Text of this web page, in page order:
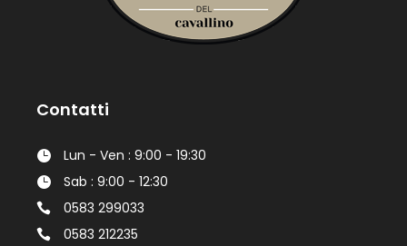
Contatti
Lun - Ven : 9:00 - 19:30
Sab : 9:00 - 12:30
0583 299033
0583 212235